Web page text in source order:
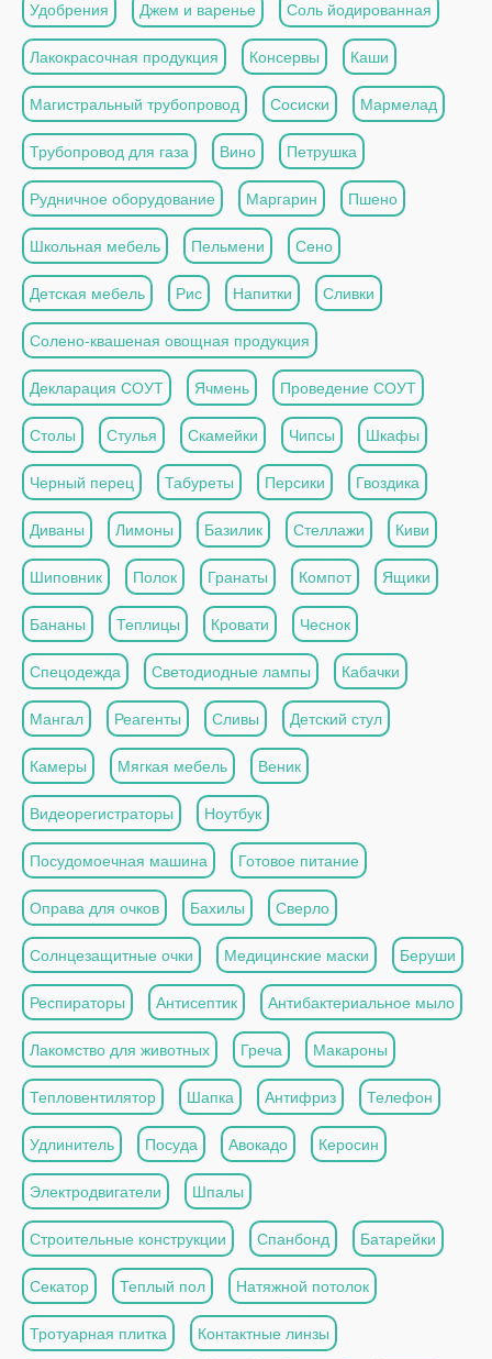
Удобрения Джем и варенье Соль йодированная
Лакокрасочная продукция Консервы Каши
Магистральный трубопровод Сосиски Мармелад
Трубопровод для газа Вино Петрушка
Рудничное оборудование Маргарин Пшено
Школьная мебель Пельмени Сено
Детская мебель Рис Напитки Сливки
Солено-квашеная овощная продукция
Декларация СОУТ Ячмень Проведение СОУТ
Столы Стулья Скамейки Чипсы Шкафы
Черный перец Табуреты Персики Гвоздика
Диваны Лимоны Базилик Стеллажи Киви
Шиповник Полок Гранаты Компот Ящики
Бананы Теплицы Кровати Чеснок
Спецодежда Светодиодные лампы Кабачки
Мангал Реагенты Сливы Детский стул
Камеры Мягкая мебель Веник
Видеорегистраторы Ноутбук
Посудомоечная машина Готовое питание
Оправа для очков Бахилы Сверло
Солнцезащитные очки Медицинские маски Беруши
Респираторы Антисептик Антибактериальное мыло
Лакомство для животных Греча Макароны
Тепловентилятор Шапка Антифриз Телефон
Удлинитель Посуда Авокадо Керосин
Электродвигатели Шпалы
Строительные конструкции Спанбонд Батарейки
Секатор Теплый пол Натяжной потолок
Тротуарная плитка Контактные линзы